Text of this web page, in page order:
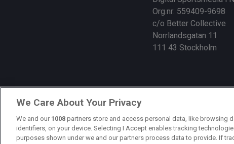
Org.nr: 559409-9698
c/o Better Collective
Norrlandsgatan 11
111 43 Stockholm
We Care About Your Privacy
We and our 1008 partners store and access personal data, like browsing
identifiers, on your device. Selecting I Accept enables tracking
purposes shown under we and our partners process data to provide. If